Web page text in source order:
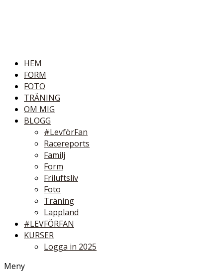
HEM
FORM
FOTO
TRÄNING
OM MIG
BLOGG
#LevförFan
Racereports
Familj
Form
Friluftsliv
Foto
Träning
Lappland
#LEVFÖRFAN
KURSER
Logga in 2025
Meny